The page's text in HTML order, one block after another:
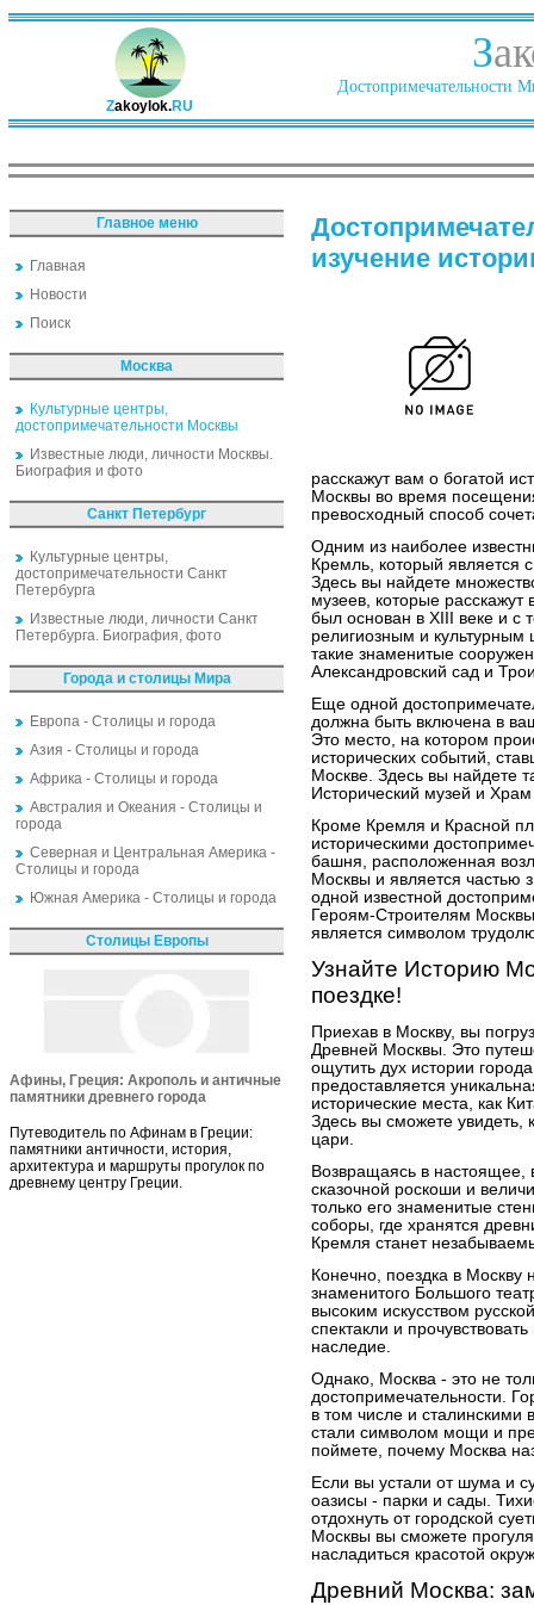
Zakoylok.RU
З
Достопримечательности
Главное меню
Главная
Новости
Поиск
Москва
Культурные центры,
достопримечательности Москвы
Известные люди, личности Москвы.
Биография и фото
Санкт Петербург
Культурные центры,
достопримечательности Санкт
Петербурга
Известные люди, личности Санкт
Петербурга. Биография, фото
Города и столицы Мира
Европа - Столицы и города
Азия - Столицы и города
Африка - Столицы и города
Австралия и Океания - Столицы и
города
Северная и Центральная Америка -
Столицы и города
Южная Америка - Столицы и города
Столицы Европы
Афины, Греция: Акрополь и античные
памятники древнего города
Путеводитель по Афинам в Греции:
памятники античности, история,
архитектура и маршруты прогулок по
древнему центру Греции.
изучение
расскажут вам о богатой
Москвы во время
превосходный способ
Одним из наиболее
Кремль, который является
Здесь вы найдете
музеев, которые
был основан в XIII веке и с
религиозным и культурным
такие знаменитые
Александровский сад и
Еще одной
должна быть включена в
Это место, на котором
исторических событий,
Москве. Здесь вы найдете
Исторический музей и
Кроме Кремля и Красной
историческими
башня, расположенная
Москвы и является частью
одной известной
Героям-Строителям
является символом
Узнайте Историю
поездке!
Приехав в Москву, вы
Древней Москвы. Это
ощутить дух истории
предоставляется
исторические места, как
Здесь вы сможете увидеть,
цари.
Возвращаясь в настоящее,
сказочной роскоши и
только его знаменитые
соборы, где хранятся
Кремля станет
Конечно, поездка в
знаменитого Большого
высоким искусством
спектакли и
наследие.
Однако, Москва - это не
достопримечательности.
в том числе и сталинскими
стали символом мощи и
поймете, почему Москва
Если вы устали от шума и
оазисы - парки и сады.
отдохнуть от городской
Москвы вы сможете
насладиться красотой
Древний Москва: